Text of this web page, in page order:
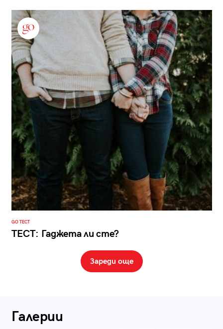
GO ТЕСТ
ТЕСТ: Гаджета ли сте?
Зареди още
Галерии